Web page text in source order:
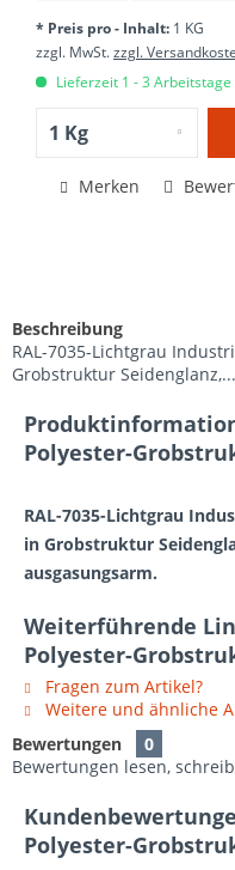
* Preis pro - Inhalt: 1 KG
zzgl. MwSt.zzgl.
Lieferzeit 1 - 3 Arbeitstage
Merken
Beschreibung
RAL-7035-Lichtgrau
Grobstruktur Seidenglanz,...
Polyester-
RAL-7035-Lichtgrau
in Grobstruktur
ausgasungsarm.
Weiterführende
Polyester-
Fragen zum Artikel?
Weitere und ähnliche
Bewertungen
0
Bewertungen lesen,
Polyester-